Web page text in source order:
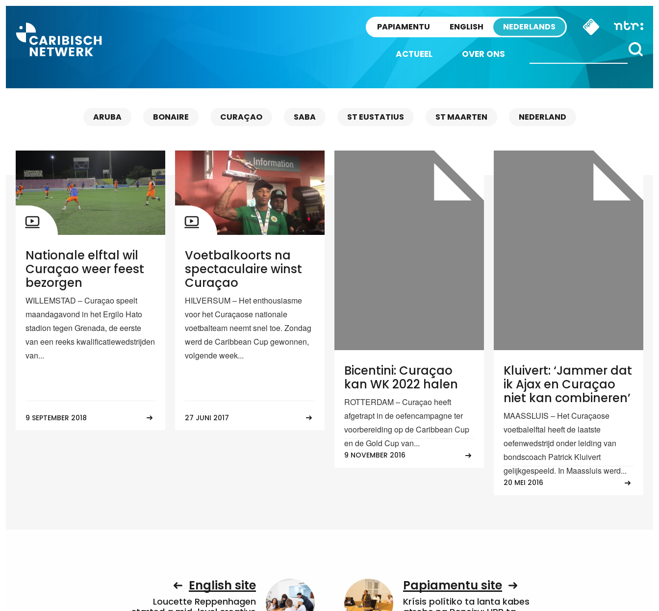
PAPIAMENTU ENGLISH NEDERLANDS
ACTUEEL OVER ONS
ARUBA BONAIRE CURAÇAO SABA ST EUSTATIUS ST MAARTEN NEDERLAND
Nationale elftal wil
Curaçao weer feest
bezorgen
WILLEMSTAD – Curaçao speelt
maandagavond in het Ergilo Hato
stadion tegen Grenada, de eerste
van een reeks kwalificatiewedstrijden
van...
9 SEPTEMBER 2018
Voetbalkoorts na
spectaculaire winst
Curaçao
HILVERSUM – Het enthousiasme
voor het Curaçaose nationale
voetbalteam neemt snel toe. Zondag
werd de Caribbean Cup gewonnen,
volgende week...
27 JUNI 2017
Bicentini: Curaçao
kan WK 2022 halen
ROTTERDAM – Curaçao heeft
afgetrapt in de oefencampagne ter
voorbereiding op de Caribbean Cup
en de Gold Cup van...
9 NOVEMBER 2016
Kluivert: ‘Jammer dat
ik Ajax en Curaçao
niet kan combineren’
MAASSLUIS – Het Curaçaose
voetbalelftal heeft de laatste
oefenwedstrijd onder leiding van
bondscoach Patrick Kluivert
gelijkgespeeld. In Maassluis werd...
20 MEI 2016
English site
Loucette Reppenhagen
Papiamentu site
Krísis polítiko ta lanta kabes